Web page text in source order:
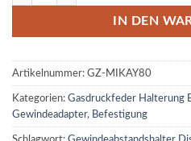
IN DEN
Artikelnummer: GZ-MIKAY80
Kategorien: Gasdruckfeder Halterung
Gewindeadapter, Befestigung